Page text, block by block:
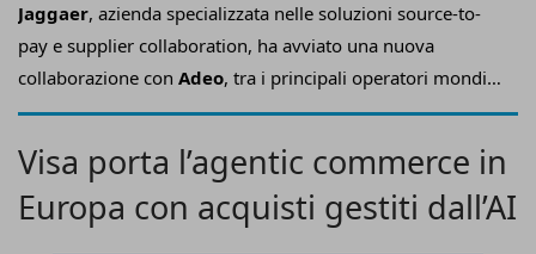
Jaggaer, azienda specializzata nelle soluzioni source-to-
pay e supplier collaboration, ha avviato una nuova
collaborazione con Adeo, tra i principali operatori mondiali
del bricolage e dell’home improvement che in Italia
Tecnomat, volta a sostenere l’evoluzione e
l’ottimizzazione delle attività di sourcing
Visa porta l’agentic commerce in
Europa con acquisti gestiti dall’AI